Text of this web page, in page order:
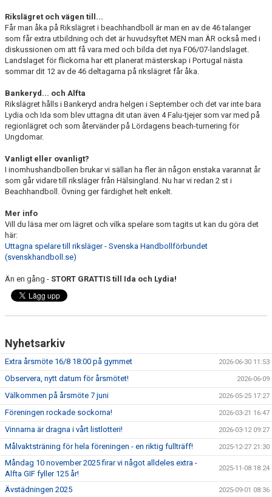
Rikslägret och vägen till...
Får man åka på Rikslägret i beachhandboll är man en av de 46 talanger
som får extra utbildning och det är huvudsyftet MEN man ÄR också med i
diskussionen om att få vara med och bilda det nya F06/07-landslaget.
Landslaget för flickorna har ett planerat mästerskap i Portugal nästa
sommar dit 12 av de 46 deltagarna på rikslägret får åka.
Bankeryd... och Alfta
Rikslägret hålls i Bankeryd andra helgen i September och det var inte bara
Lydia och Ida som blev uttagna dit utan även 4 Falu-tjejer som var med på
regionlägret och som återvänder på Lördagens beach-turnering för
Ungdomar.
Vanligt eller ovanligt?
I inomhushandbollen brukar vi sällan ha fler än någon enstaka varannat år
som går vidare till riksläger från Hälsingland. Nu har vi redan 2 st i
Beachhandboll. Övning ger färdighet helt enkelt.
Mer info
Vill du läsa mer om lägret och vilka spelare som tagits ut kan du göra det
här:
Uttagna spelare till riksläger - Svenska Handbollförbundet
(svenskhandboll.se)
Än en gång - STORT GRATTIS till Ida och Lydia!
Nyhetsarkiv
Extra årsmöte 16/8 18:00 på gymmet 2026-06-30 11:53
Observera, nytt datum för årsmötet! 2026-06-09
Välkommen på årsmöte 7 juni 2026-05-25 17:27
Föreningen rockade sockorna! 2026-03-21 16:47
Vinnarna är dragna i vårt listlotteri! 2026-03-12 09:27
Målvaktsträning för hela föreningen - en riktig fullträff! 2025-12-27 21:30
Måndag 10 november 2025 firar vi något alldeles extra -
Alfta GIF fyller 125 år!
2025-11-08 18:24
Ävstädningen 2025 2025-09-01 08:36